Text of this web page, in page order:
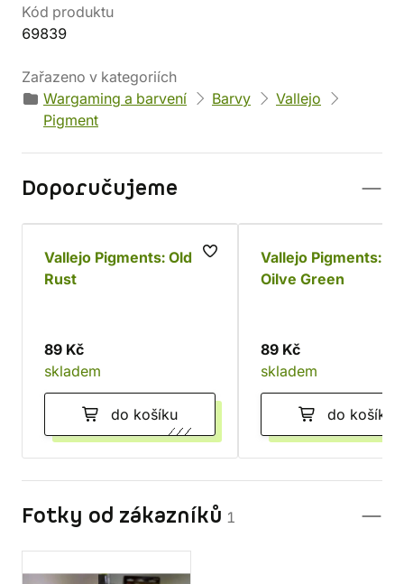
Kód produktu
69839
Zařazeno v kategoriích
Wargaming a barvení
Barvy
Vallejo
Pigment
Doporučujeme
Vallejo Pigments: Old
Rust
89 Kč
skladem
do košíku
Vallejo Pigments:
Oilve Green
89 Kč
skladem
do košíku
Fotky od zákazníků 1